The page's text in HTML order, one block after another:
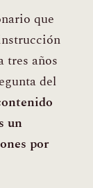
que
tres años
del
un
por